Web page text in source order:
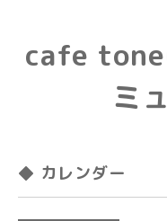
cafe
ミ
◆ カレンダー